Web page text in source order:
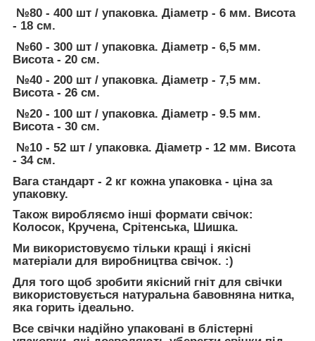
№80 - 400 шт / упаковка. Діаметр - 6 мм. Висота
- 18 см.
№60 - 300 шт / упаковка. Діаметр - 6,5 мм.
Висота - 20 см.
№40 - 200 шт / упаковка. Діаметр - 7,5 мм.
Висота - 26 см.
№20 - 100 шт / упаковка. Діаметр - 9.5 мм.
Висота - 30 см.
№10 - 52 шт / упаковка. Діаметр - 12 мм. Висота
- 34 см.
Вага стандарт - 2 кг кожна упаковка - ціна за
упаковку.
Також виробляємо інші формати свічок:
Колосок, Кручена, Срітенська, Шишка.
Ми використовуємо тільки кращі і якісні
матеріали для виробництва свічок. :)
Для того щоб зробити якісний гніт для свічки
використовується натуральна бавовняна нитка,
яка горить ідеально.
Все свічки надійно упаковані в блістерні